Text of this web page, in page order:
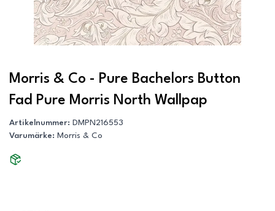
Morris & Co - Pure Bachelors Button
Fad Pure Morris North Wallpap
Artikelnummer: DMPN216553
Varumärke: Morris & Co